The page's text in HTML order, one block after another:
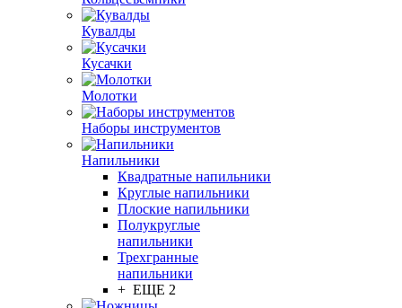
Кувалды
Кусачки
Молотки
Наборы инструментов
Напильники
Квадратные напильники
Круглые напильники
Плоские напильники
Полукруглые
напильники
Трехгранные
напильники
+ ЕЩЕ 2